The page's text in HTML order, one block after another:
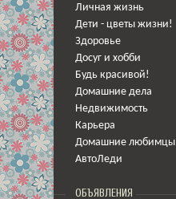
Личная жизнь
Дети - цветы жизни!
Здоровье
Досуг и хобби
Будь красивой!
Домашние дела
Недвижимость
Карьера
Домашние любимцы
АвтоЛеди
ОБЪЯВЛЕНИЯ